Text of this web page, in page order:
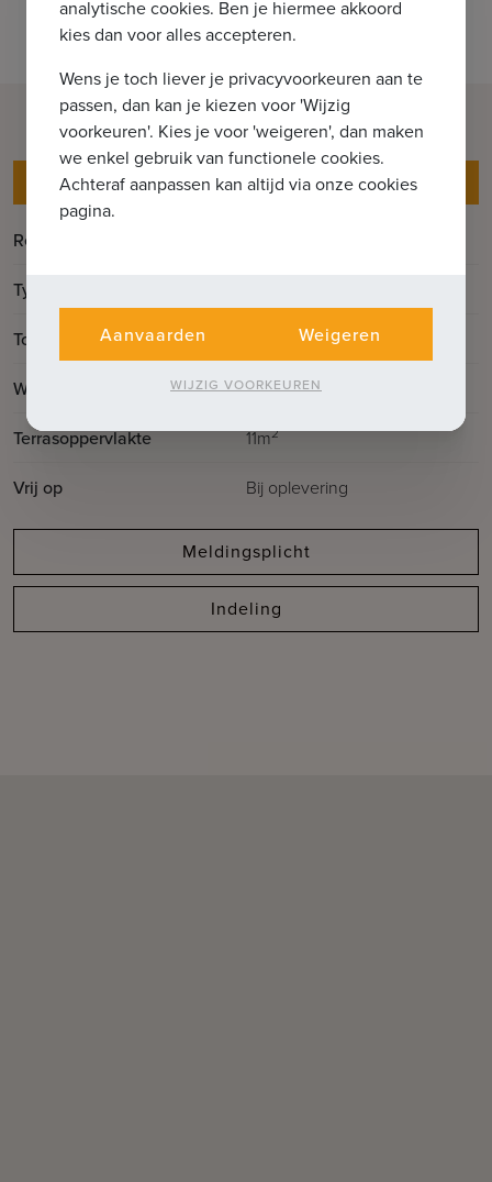
Gegevens
Referentie
Type
Totale oppervlakte
Woonoppervlakte 90m2
Terrasoppervlakte 11m2
Vrij op Bij oplevering
Meldingsplicht
Indeling
analytische cookies. Ben je hiermee akkoord
kies dan voor alles accepteren.
Wens je toch liever je privacyvoorkeuren aan te
passen, dan kan je kiezen voor 'Wijzig
voorkeuren'. Kies je voor 'weigeren', dan maken
we enkel gebruik van functionele cookies.
Achteraf aanpassen kan altijd via onze cookies
pagina.
Aanvaarden Weigeren
WIJZIG VOORKEUREN